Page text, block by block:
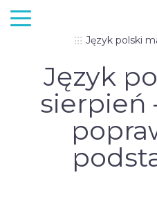
Język polski
Język
sierpień